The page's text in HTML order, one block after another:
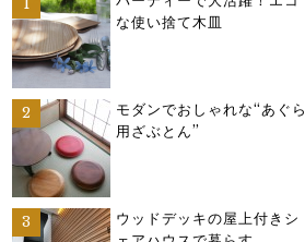
な使い捨て木皿
モダンでおしゃれな“あぐら
用ざぶとん”
ウッドデッキの屋上付きシ